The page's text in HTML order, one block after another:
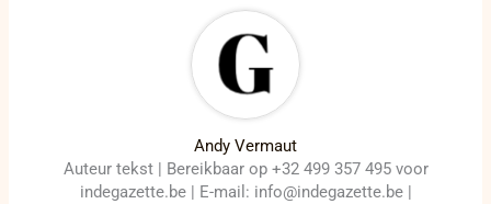
Andy Vermaut
Auteur tekst | Bereikbaar op +32 499 357 495 voor
indegazette.be | E-mail: info@indegazette.be |